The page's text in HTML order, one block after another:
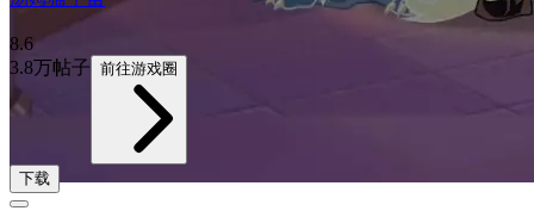
8.6
3.8万帖子 前往游戏圈
下载